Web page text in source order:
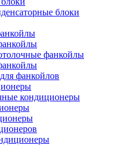
блоки
фанкойлы
фанкойлов
кондиционеры